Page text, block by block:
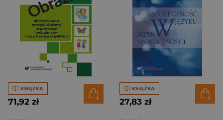
KSIĄŻKA
71,92 zł
KSIĄŻKA
27,83 zł